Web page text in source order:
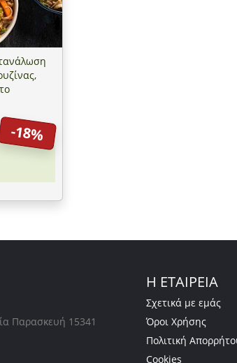
-18%
Παρασκευή 15341
Η ΕΤΑΙΡΕΙΑ
Σχετικά με εμάς
Όροι Χρήσης
Πολιτική
Cookies